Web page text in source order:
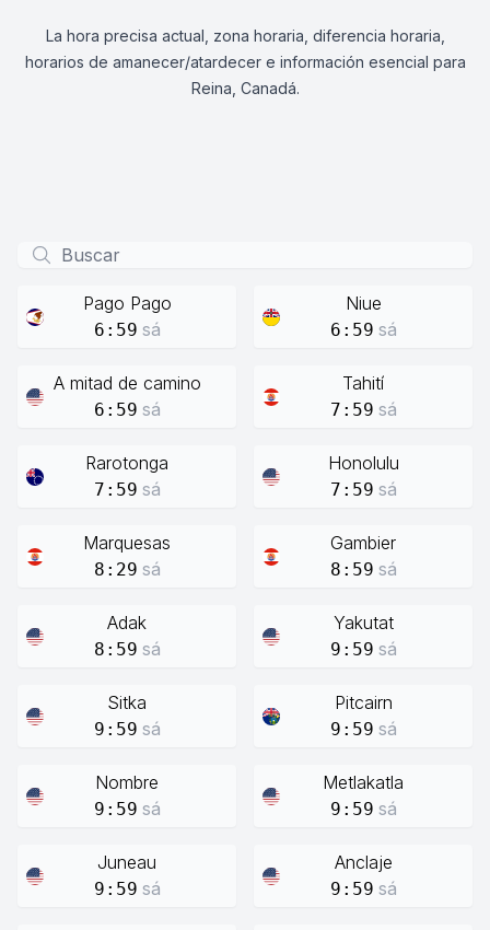
La hora precisa actual, zona horaria, diferencia horaria,
horarios de amanecer/atardecer e información esencial para
Reina, Canadá.
Pago Pago
6:59 sá
Niue
6:59 sá
A mitad de camino
6:59 sá
Tahití
7:59 sá
Rarotonga
7:59 sá
Honolulu
7:59 sá
Marquesas
8:29 sá
Gambier
8:59 sá
Adak
8:59 sá
Yakutat
9:59 sá
Sitka
9:59 sá
Pitcairn
9:59 sá
Nombre
9:59 sá
Metlakatla
9:59 sá
Juneau
9:59 sá
Anclaje
9:59 sá